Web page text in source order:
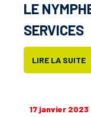
LE
SERVICES
LIRE LA SUITE
17 janvier 2023